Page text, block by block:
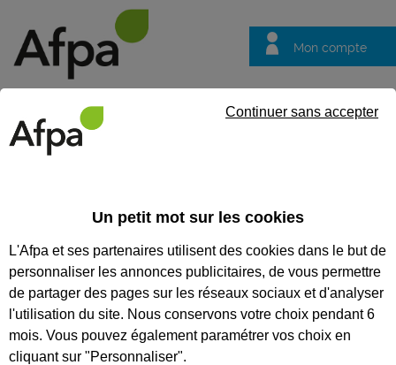
Mon compte
questions
Témoignage
Le soudage à l’Afpa
: un métier concret
ou on voit le résultat
de son travail
Un petit mot sur les cookies
L'Afpa et ses partenaires utilisent des cookies dans le but de
personnaliser les annonces publicitaires, de vous permettre
de partager des pages sur les réseaux sociaux et d'analyser
l'utilisation du site. Nous conservons votre choix pendant 6
mois. Vous pouvez également paramétrer vos choix en
cliquant sur "Personnaliser".
Continuer sans accepter